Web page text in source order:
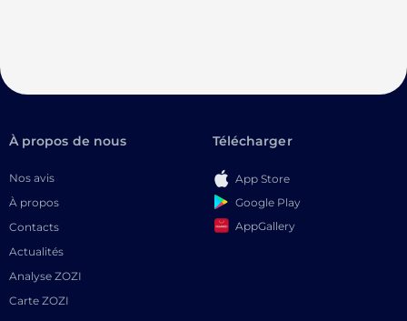
À propos de nous
Nos avis
À propos
Contacts
Actualités
Analyse ZOZI
Carte ZOZI
Télécharger
App Store
Google Play
AppGallery